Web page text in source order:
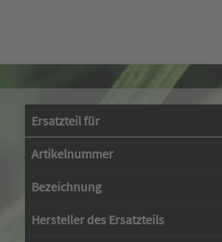
Ersatzteil für
Artikelnummer
Bezeichnung
Hersteller des Ersatzteils